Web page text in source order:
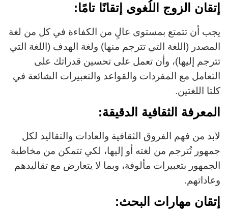
إتقان الزوج اللُغوى إتقانًا تامًا:
يجب أن تتمتع بمستوى عالٍ من الكفاءة في كل من لغة
المصدر (اللغة التي تترجم منها) ولغة الهدف (اللغة التي
تترجم إليها)، وأن تعمل على تحسين قدراتك على
التعامل مع المفردات والقواعد والتعبيرات الشائعة في
كلتا اللغتين.
المعرفة الثقافية الدقيقة:
لابد من فهم الفروق الثقافية والعادات والتقاليد لكل
جمهور تُترجم من لغته أو إليها، لكي تتمكن من مخاطبة
الجمهور بتعبيرات مألوفة، وبما لا يتعارض مع تقاليدهم
وعاداتهم.
إتقان مهارات البحث: